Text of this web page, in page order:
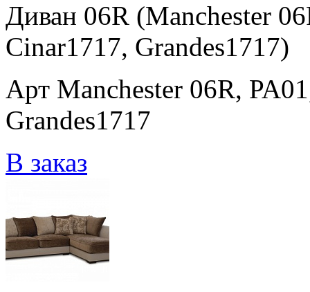
Диван 06R (Manchester
Cinar1717, Grandes1717)
Арт Manchester 06R,
Grandes1717
В заказ